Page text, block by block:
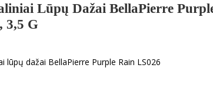
Lūpų Dažai BellaPierre
3,5 G
lūpų dažai BellaPierre Purple Rain LS026